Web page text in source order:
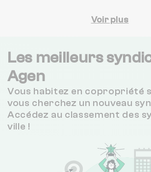
Voir plus
Les meilleurs
Agen
Vous habitez en copropriété
vous cherchez un nouveau
Accédez au classement des
ville !